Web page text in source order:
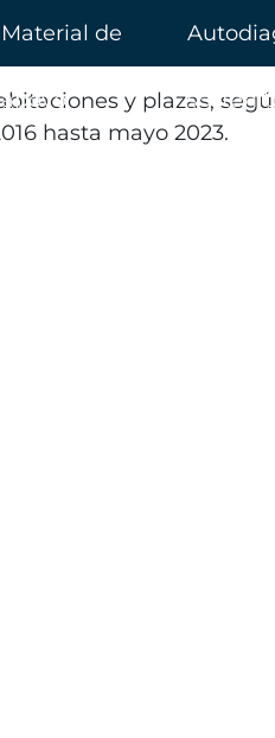
Material de
apoyo
y plazas,
hasta mayo 2023.